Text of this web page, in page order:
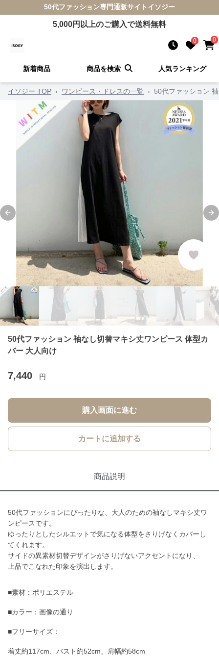
50代ファッション専門通販サイト イソジー
5,000円以上のご購入で送料無料
0 0
新着商品 商品を検索 人気ランキング
イソジー TOP › ワンピース・ドレスの一覧 › 50代ファッション
Previous slide
50代ファッション 袖なし切替マキシ丈ワンピース 体型カ
バー 大人向け
7,440 円
購入画面に進む
カートに追加する
商品説明
50代ファッションにぴったりな、大人のための袖なしマキシ丈ワ
ンピースです。
ゆったりとしたシルエットで気になる体型をさりげなくカバーし
てくれます。
サイドの異素材切替デザインがさりげないアクセントになり、
上品でこなれた印象を演出します。
■素材：ポリエステル
■カラー：画像の通り
■フリーサイズ：
着丈約117cm、バスト約52cm、肩幅約58cm